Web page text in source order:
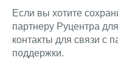
Если вы хотите
партнеру Руцентра
контакты для связи с
поддержки.